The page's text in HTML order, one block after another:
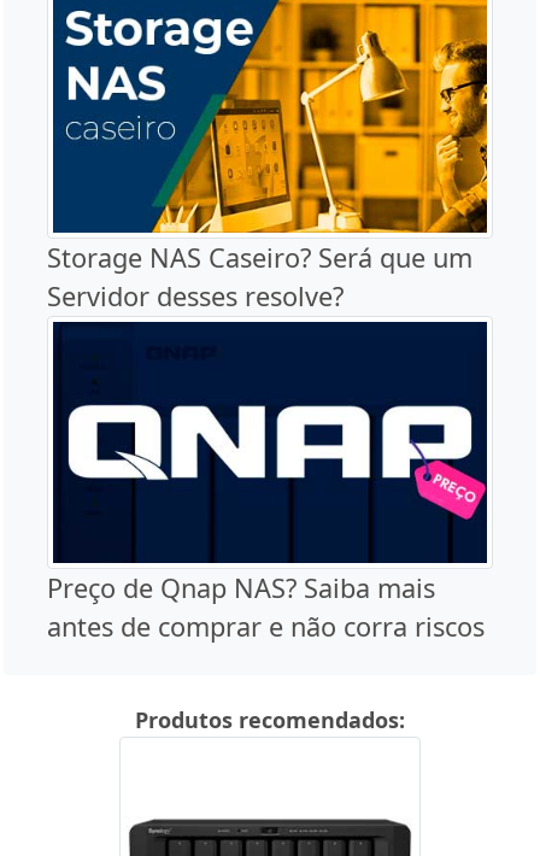
Storage NAS Caseiro? Será que um
Servidor desses resolve?
Preço de Qnap NAS? Saiba mais
antes de comprar e não corra riscos
Produtos recomendados: